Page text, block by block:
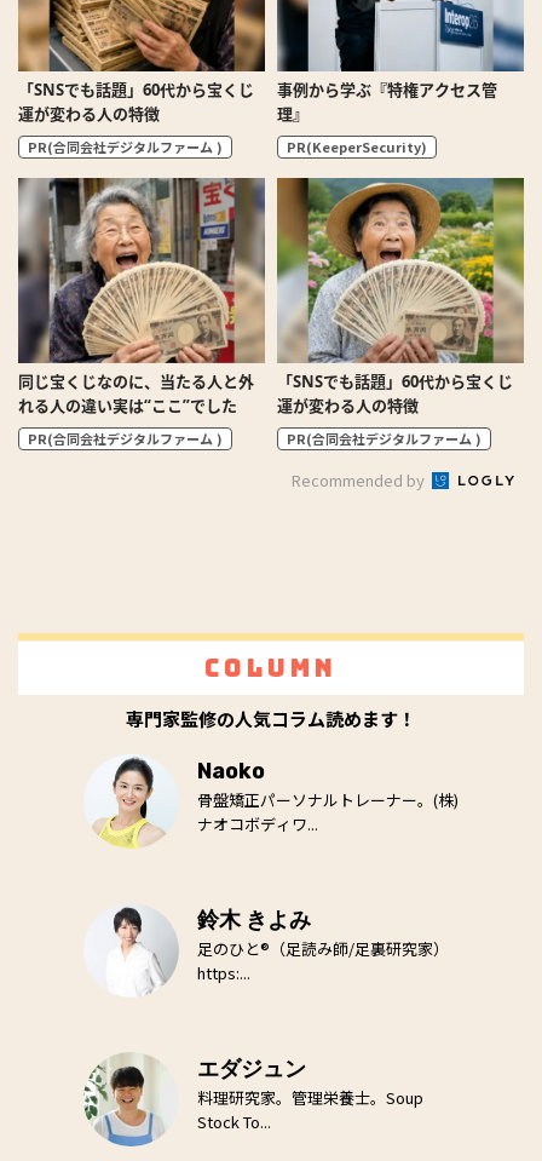
「SNSでも話題」60代から宝くじ
運が変わる人の特徴
PR(合同会社デジタルファーム )
事例から学ぶ『特権アクセス管
理』
PR(KeeperSecurity)
同じ宝くじなのに、当たる人と外
れる人の違い実は“ここ”でした
PR(合同会社デジタルファーム )
「SNSでも話題」60代から宝くじ
運が変わる人の特徴
PR(合同会社デジタルファーム )
Recommended by
Column
専門家監修の人気コラム読めます！
Naoko
骨盤矯正パーソナルトレーナー。(株)
ナオコボディワ...
鈴木 きよみ
足のひと®（足読み師/足裏研究家）
https:...
エダジュン
料理研究家。管理栄養士。Soup
Stock To...